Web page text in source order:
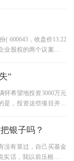
( 600643，收盘价13.22
股权的两个议案，转
”
怀希望地投资3000万元
，投资这些项目并不
银子吗？
没有算过，自己买基金
话，我以前压根没注